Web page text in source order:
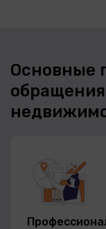
Основные